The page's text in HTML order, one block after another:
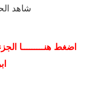
شاهد
اضغط هنـــــــــا